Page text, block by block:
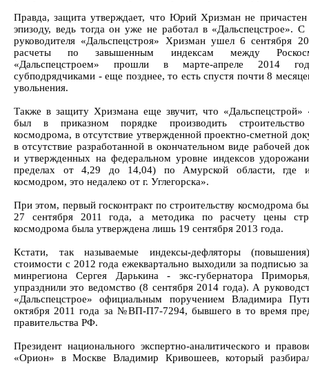
Правда, защита утверждает, что Юрий Хризман не
эпизоду, ведь тогда он уже не работал в «Дальспецстрое». С
руководителя «Дальспецстроя» Хризман ушел 6 сентября
расчеты по завышенным индексам между
«Дальспецстроем» прошли в марте-апреле 2014
субподрядчиками - еще позднее, то есть спустя почти 8
увольнения.
Также в защиту Хризмана еще звучит, что «Дальспецстрой»
был в приказном порядке производить строительство
космодрома, в отсутствие утвержденной проектно-сметной
в отсутствие разработанной в окончательном виде рабочей
и утвержденных на федеральном уровне индексов
пределах от 4,29 до 14,04) по Амурской области, где и
космодром, это недалеко от г. Углегорска».
При этом, первый госконтракт по строительству космодрома
27 сентября 2011 года, а методика по расчету цены
космодрома была утверждена лишь 19 сентября 2013 года.
Кстати, так называемые индексы-дефляторы
стоимости с 2012 года ежеквартально выходили за подписью
минрегиона Сергея Дарькина - экс-губернатора
упразднили это ведомство (8 сентября 2014 года). А
«Дальспецстрое» официальным поручением Владимира
октября 2011 года за №ВП-П7-7294, бывшего в то время
правительства РФ.
Президент национального экспертно-аналитического и
«Орион» в Москве Владимир Кривошеев, который